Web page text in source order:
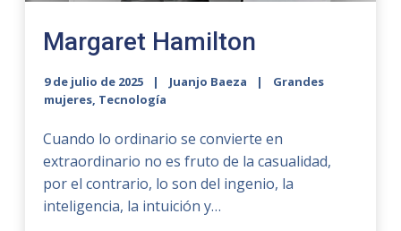
Margaret Hamilton
9 de julio de 2025 Juanjo Baeza
Grandes
mujeres, Tecnología
Cuando lo ordinario se convierte en
extraordinario no es fruto de la casualidad,
por el contrario, lo son del ingenio, la
inteligencia, la intuición y…